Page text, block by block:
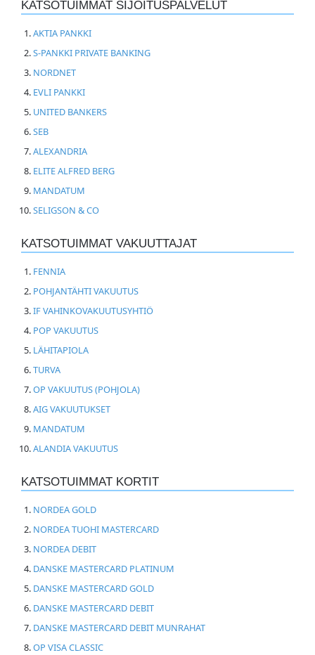
KATSOTUIMMAT SIJOITUSPALVELUT
AKTIA PANKKI
S-PANKKI PRIVATE BANKING
NORDNET
EVLI PANKKI
UNITED BANKERS
SEB
ALEXANDRIA
ELITE ALFRED BERG
MANDATUM
SELIGSON & CO
KATSOTUIMMAT VAKUUTTAJAT
FENNIA
POHJANTÄHTI VAKUUTUS
IF VAHINKOVAKUUTUSYHTIÖ
POP VAKUUTUS
LÄHITAPIOLA
TURVA
OP VAKUUTUS (POHJOLA)
AIG VAKUUTUKSET
MANDATUM
ALANDIA VAKUUTUS
KATSOTUIMMAT KORTIT
NORDEA GOLD
NORDEA TUOHI MASTERCARD
NORDEA DEBIT
DANSKE MASTERCARD PLATINUM
DANSKE MASTERCARD GOLD
DANSKE MASTERCARD DEBIT
DANSKE MASTERCARD DEBIT MUNRAHAT
OP VISA CLASSIC